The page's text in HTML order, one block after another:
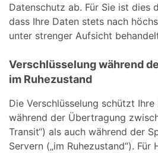
Datenschutz ab. Für Sie ist dies
dass Ihre Daten stets nach
unter strenger Aufsicht
Verschlüsselung während
im Ruhezustand
Die Verschlüsselung schützt
während der Übertragung
Transit“) als auch während der
Servern („im Ruhezustand“).